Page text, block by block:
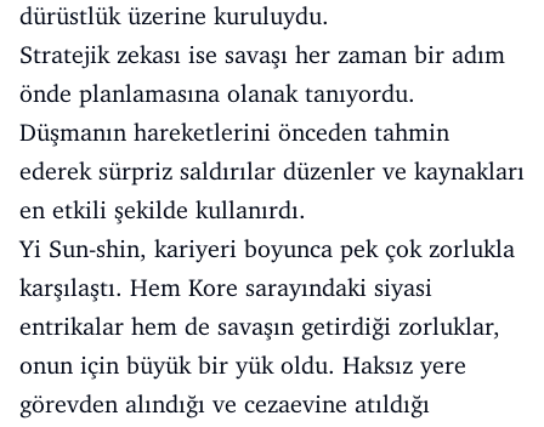
dürüstlük üzerine kuruluydu.
Stratejik zekası ise savaşı her zaman bir adım
önde planlamasına olanak tanıyordu.
Düşmanın hareketlerini önceden tahmin
ederek sürpriz saldırılar düzenler ve kaynakları
en etkili şekilde kullanırdı.
Yi Sun-shin, kariyeri boyunca pek çok zorlukla
karşılaştı. Hem Kore sarayındaki siyasi
entrikalar hem de savaşın getirdiği zorluklar,
onun için büyük bir yük oldu. Haksız yere
görevden alındığı ve cezaevine atıldığı